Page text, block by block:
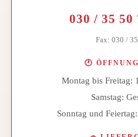
030 / 35 50
Fax: 030 /
🕐
Montag bis Freitag:
Samstag:
Sonntag und